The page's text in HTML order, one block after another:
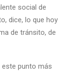
social de
dice, lo que hoy
de tránsito, de
este punto más